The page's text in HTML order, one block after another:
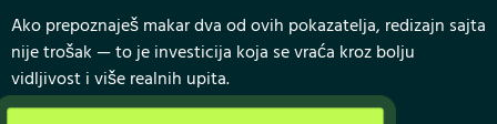
Ako prepoznaješ makar dva od ovih pokazatelja, redizajn sajta
nije trošak — to je investicija koja se vraća kroz bolju
vidljivost i više realnih upita.